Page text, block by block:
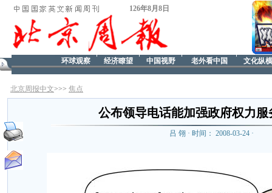
126年8月8日
文化纵横
老外看中国
中国视野
经济瞭望
环球观察
北京周报中文>>> 焦点
公布领导电话能加强政府权力服
吕 翎 · 时间： 2008-03-24 ·